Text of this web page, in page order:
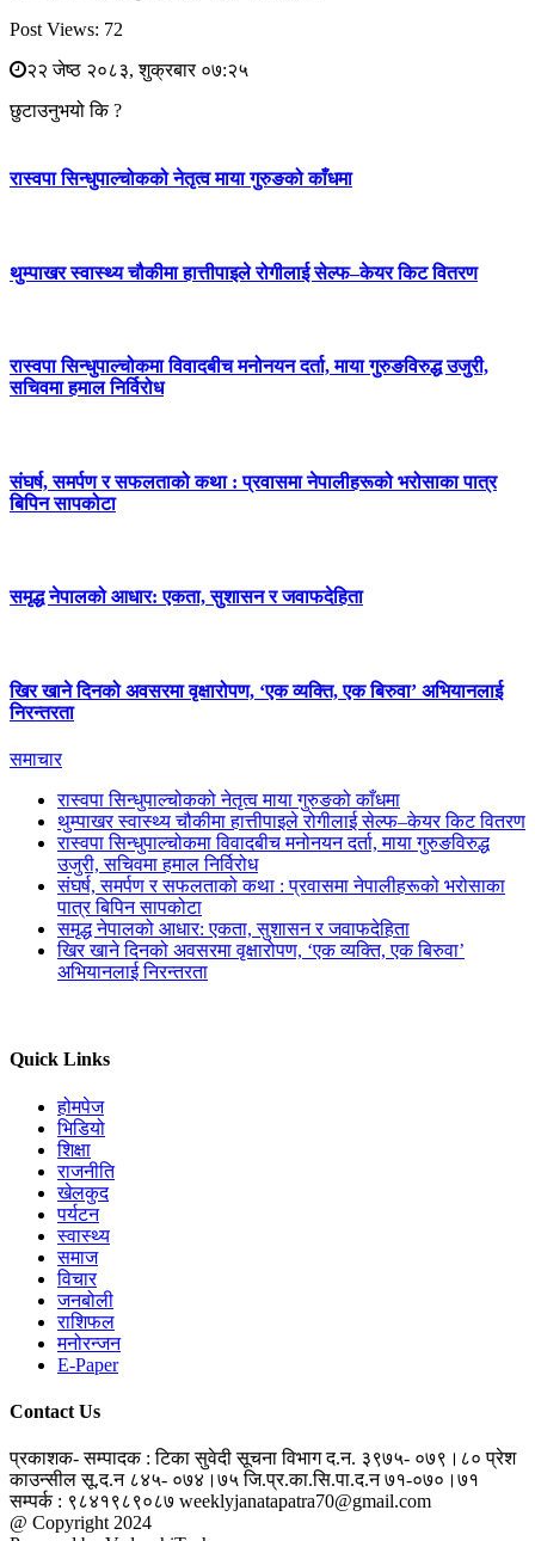
Post Views: 72
२२ जेष्ठ २०८३, शुक्रबार ०७:२५
छुटाउनुभयो कि ?
रास्वपा सिन्धुपाल्चोकको नेतृत्व माया गुरुङको काँधमा
थुम्पाखर स्वास्थ्य चौकीमा हात्तीपाइले रोगीलाई सेल्फ–केयर किट वितरण
रास्वपा सिन्धुपाल्चोकमा विवादबीच मनोनयन दर्ता, माया गुरुङविरुद्ध उजुरी,
सचिवमा हमाल निर्विरोध
संघर्ष, समर्पण र सफलताको कथा : प्रवासमा नेपालीहरूको भरोसाका पात्र
बिपिन सापकोटा
समृद्ध नेपालको आधार: एकता, सुशासन र जवाफदेहिता
खिर खाने दिनको अवसरमा वृक्षारोपण, ‘एक व्यक्ति, एक बिरुवा’ अभियानलाई
निरन्तरता
समाचार
रास्वपा सिन्धुपाल्चोकको नेतृत्व माया गुरुङको काँधमा
थुम्पाखर स्वास्थ्य चौकीमा हात्तीपाइले रोगीलाई सेल्फ–केयर किट वितरण
रास्वपा सिन्धुपाल्चोकमा विवादबीच मनोनयन दर्ता, माया गुरुङविरुद्ध
उजुरी, सचिवमा हमाल निर्विरोध
संघर्ष, समर्पण र सफलताको कथा : प्रवासमा नेपालीहरूको भरोसाका
पात्र बिपिन सापकोटा
समृद्ध नेपालको आधार: एकता, सुशासन र जवाफदेहिता
खिर खाने दिनको अवसरमा वृक्षारोपण, ‘एक व्यक्ति, एक बिरुवा’
अभियानलाई निरन्तरता
Quick Links
होमपेज
भिडियो
शिक्षा
राजनीति
खेलकुद
पर्यटन
स्वास्थ्य
समाज
विचार
जनबोली
राशिफल
मनोरन्जन
E-Paper
Contact Us
प्रकाशक- सम्पादक : टिका सुवेदी सूचना विभाग द.न. ३९७५- ०७९।८० प्रेश
काउन्सील सू.द.न ८४५- ०७४।७५ जि.प्र.का.सि.पा.द.न ७१-०७०।७१
सम्पर्क : ९८४१९८९०८७ weeklyjanatapatra70@gmail.com
@ Copyright 2024